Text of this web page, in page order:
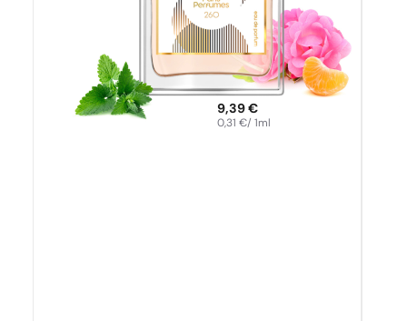
9,39€
0,31€/ 1ml